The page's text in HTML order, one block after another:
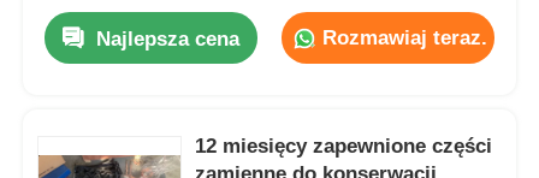
Aktualności
Poprosić o wycenę
Najlepsza cena Rozmawiaj teraz.
12 miesięcy zapewnione części
zamienne do konserwacji